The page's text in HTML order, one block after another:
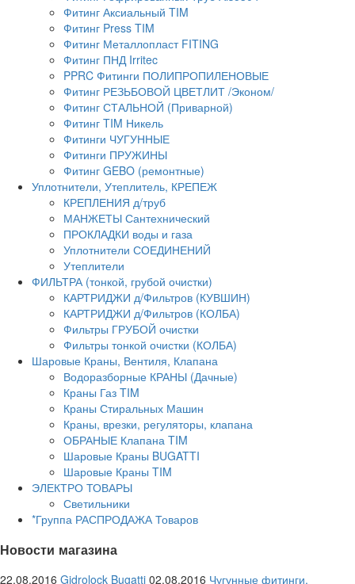
Фитинг Аксиальный TIM
Фитинг Press TIM
Фитинг Металлопласт FITING
Фитинг ПНД Irritec
PPRC Фитинги ПОЛИПРОПИЛЕНОВЫЕ
Фитинг РЕЗЬБОВОЙ ЦВЕТЛИТ /Эконом/
Фитинг СТАЛЬНОЙ (Приварной)
Фитинг TIM Никель
Фитинги ЧУГУННЫЕ
Фитинги ПРУЖИНЫ
Фитинг GEBO (ремонтные)
Уплотнители, Утеплитель, КРЕПЕЖ
КРЕПЛЕНИЯ д/труб
МАНЖЕТЫ Сантехнический
ПРОКЛАДКИ воды и газа
Уплотнители СОЕДИНЕНИЙ
Утеплители
ФИЛЬТРА (тонкой, грубой очистки)
КАРТРИДЖИ д/Фильтров (КУВШИН)
КАРТРИДЖИ д/Фильтров (КОЛБА)
Фильтры ГРУБОЙ очистки
Фильтры тонкой очистки (КОЛБА)
Шаровые Краны, Вентиля, Клапана
Водоразборные КРАНЫ (Дачные)
Краны Газ TIM
Краны Стиральных Машин
Краны, врезки, регуляторы, клапана
ОБРАНЫЕ Клапана TIM
Шаровые Краны BUGATTI
Шаровые Краны TIM
ЭЛЕКТРО ТОВАРЫ
Светильники
*Группа РАСПРОДАЖА Товаров
Новости магазина
22.08.2016 Gidrolock Bugatti 02.08.2016 Чугунные фитинги.